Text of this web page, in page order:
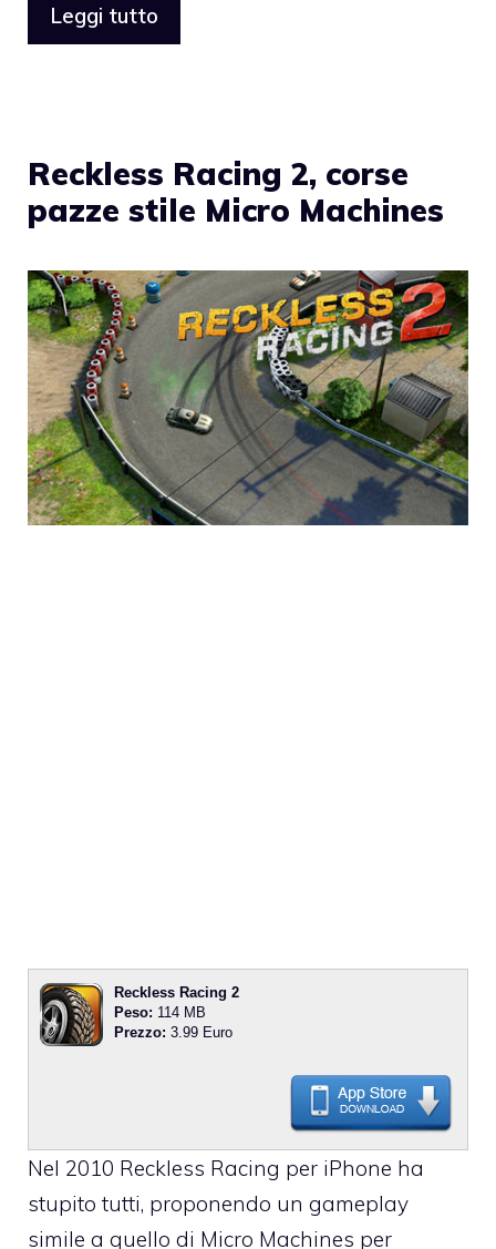
Leggi tutto
Reckless Racing 2, corse
pazze stile Micro Machines
Reckless Racing 2
Peso: 114 MB
Prezzo: 3.99 Euro
Nel 2010 Reckless Racing per iPhone ha
stupito tutti, proponendo un gameplay
simile a quello di Micro Machines per